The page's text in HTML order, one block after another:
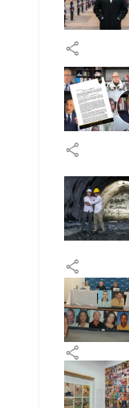
share
share
share
share